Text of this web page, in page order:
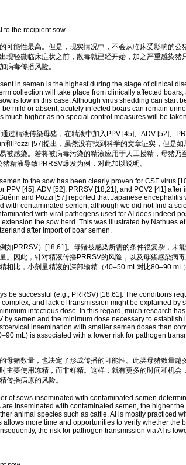
the recipient sow
能性最高。但是，现实情况中，不会从临床受影响的公
现轻微临床症状之前，散毒就已经开始，加之严重感染猪
病毒传播风险。
in semen is the highest during the stage of clinical
collection will take place from clinically affected
is low in this case. Although virus shedding can start
mild or absent, acutely infected boars can remain
much higher as no special control measures will be
精液传染母猪，在精液中加入PPV [45]、ADV [52]、
和Pozzi [57]提出，虽然没有找到科学的文章证实，但是如
被感染。若将被病毒污染的精液应用于人工授精，母猪乃
精液导致PRRSV爆发为例，对此加以说明。
to the sow has been clearly proven for CSF virus
PPV [45], ADV [52], PRRSV [18,21], and PCV2 [41] after
and Pozzi [57] reported that Japanese encephalitis
with contaminated semen, although we did not find a
with viral pathogens used for AI does indeed
the sow herd. This was illustrated by Nathues
after import of boar semen.
PRRSV）[18,61]。母猪被感染所需的条件很复杂，未
。因此，针对精液传播PRRSV的风险，以及母猪感染病毒
相比，小剂量精液的深部输精（40–50 mL对比80–90 mL
successful (e.g., PRRSV) [18,61]. The conditions
and lack of transmission might be explained by
infectious dose. In this regard, much research
by semen and the minimum dose necessary to establish
insemination with smaller semen doses than
mL) is associated with a lower risk for pathogen
猪数量，也决定了形成传播的可能性。此类母猪数量越
主要使用冻精，而非鲜精。这样，就有更多的时间和机会
传播病原的风险。
sows inseminated with contaminated semen
inseminated with contaminated semen, the higher
animal species such as cattle, AI is mostly practiced
more time and opportunities to verify whether the
the risk for pathogen transmission via AI is